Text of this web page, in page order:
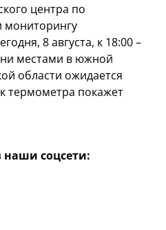
центра по
мониторингу
8 августа, к 18:00 –
местами в южной
области ожидается
термометра покажет
наши соцсети: